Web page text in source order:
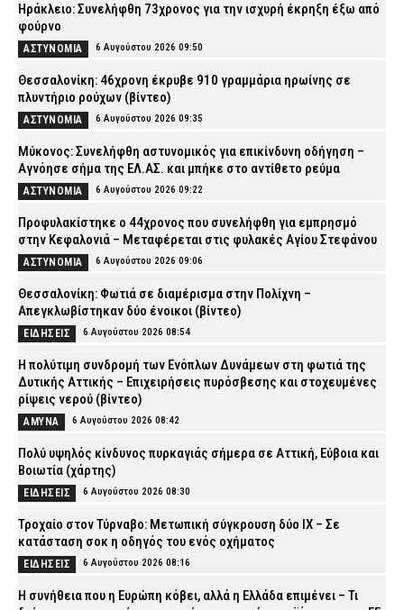
Ηράκλειο: Συνελήφθη 73χρονος για την ισχυρή έκρηξη έξω από
φούρνο
ΑΣΤΥΝΟΜΙΑ 6 Αυγούστου 2026 09:50
Θεσσαλονίκη: 46χρονη έκρυβε 910 γραμμάρια ηρωίνης σε
πλυντήριο ρούχων (βίντεο)
ΑΣΤΥΝΟΜΙΑ 6 Αυγούστου 2026 09:35
Μύκονος: Συνελήφθη αστυνομικός για επικίνδυνη οδήγηση –
Αγνόησε σήμα της ΕΛ.ΑΣ. και μπήκε στο αντίθετο ρεύμα
ΑΣΤΥΝΟΜΙΑ 6 Αυγούστου 2026 09:22
Προφυλακίστηκε ο 44χρονος που συνελήφθη για εμπρησμό
στην Κεφαλονιά – Μεταφέρεται στις φυλακές Αγίου Στεφάνου
ΑΣΤΥΝΟΜΙΑ 6 Αυγούστου 2026 09:06
Θεσσαλονίκη: Φωτιά σε διαμέρισμα στην Πολίχνη –
Απεγκλωβίστηκαν δύο ένοικοι (βίντεο)
ΕΙΔΗΣΕΙΣ 6 Αυγούστου 2026 08:54
H πολύτιμη συνδρομή των Ενόπλων Δυνάμεων στη φωτιά της
Δυτικής Αττικής – Επιχειρήσεις πυρόσβεσης και στοχευμένες
ρίψεις νερού (βίντεο)
ΑΜΥΝΑ 6 Αυγούστου 2026 08:42
Πολύ υψηλός κίνδυνος πυρκαγιάς σήμερα σε Αττική, Εύβοια και
Βοιωτία (χάρτης)
ΕΙΔΗΣΕΙΣ 6 Αυγούστου 2026 08:30
Τροχαίο στον Τύρναβο: Μετωπική σύγκρουση δύο ΙΧ – Σε
κατάσταση σοκ η οδηγός του ενός οχήματος
ΕΙΔΗΣΕΙΣ 6 Αυγούστου 2026 08:16
Η συνήθεια που η Ευρώπη κόβει, αλλά η Ελλάδα επιμένει – Τι